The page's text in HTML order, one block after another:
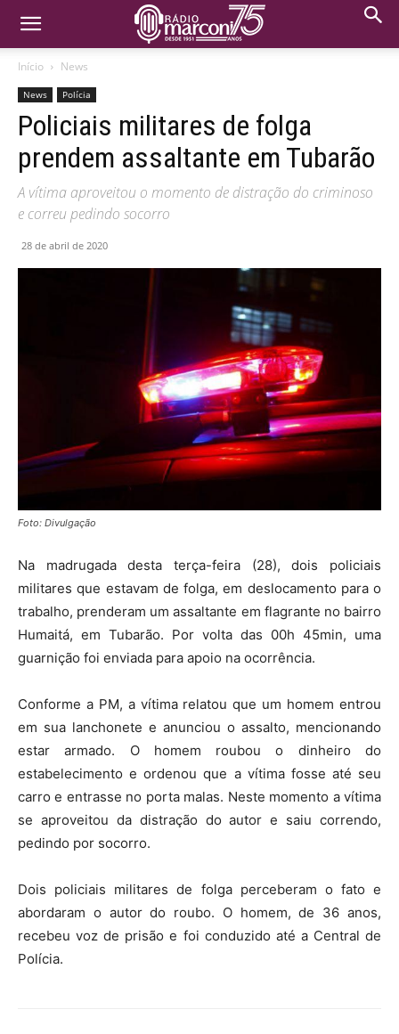
Início News
News Polícia
Policiais militares de folga
prendem assaltante em Tubarão
A vítima aproveitou o momento de distração do criminoso
e correu pedindo socorro
28 de abril de 2020
Foto: Divulgação
Na madrugada desta terça-feira (28), dois policiais
militares que estavam de folga, em deslocamento para o
trabalho, prenderam um assaltante em flagrante no bairro
Humaitá, em Tubarão. Por volta das 00h 45min, uma
guarnição foi enviada para apoio na ocorrência.
Conforme a PM, a vítima relatou que um homem entrou
em sua lanchonete e anunciou o assalto, mencionando
estar armado. O homem roubou o dinheiro do
estabelecimento e ordenou que a vítima fosse até seu
carro e entrasse no porta malas. Neste momento a vítima
se aproveitou da distração do autor e saiu correndo,
pedindo por socorro.
Dois policiais militares de folga perceberam o fato e
abordaram o autor do roubo. O homem, de 36 anos,
recebeu voz de prisão e foi conduzido até a Central de
Polícia.